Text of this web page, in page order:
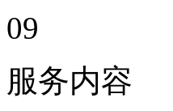
09
服务内容